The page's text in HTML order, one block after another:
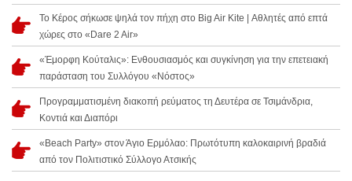
Το Κέρος σήκωσε ψηλά τον πήχη στο Big Air Kite | Αθλητές από επτά
χώρες στο «Dare 2 Air»
«Έμορφη Κούταλις»: Ενθουσιασμός και συγκίνηση για την επετειακή
παράσταση του Συλλόγου «Νόστος»
Προγραμματισμένη διακοπή ρεύματος τη Δευτέρα σε Τσιμάνδρια,
Κοντιά και Διαπόρι
«Beach Party» στον Άγιο Ερμόλαο: Πρωτότυπη καλοκαιρινή βραδιά
από τον Πολιτιστικό Σύλλογο Ατσικής